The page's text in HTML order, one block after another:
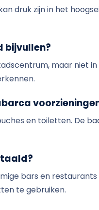
druk zijn in het
bijvullen?
maar niet
en toiletten. De
bars en
te gebruiken.